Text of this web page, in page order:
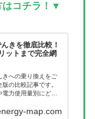
はコチラ！▼
きを徹底比較！
ットまで完全網
きへの乗り換えをご
の比較記事です。
力使用量別にどれ
たあとに料金が高く
map.com